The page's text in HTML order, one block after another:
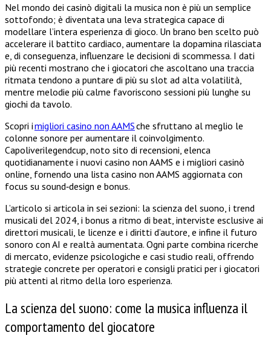
Nel mondo dei casinò digitali la musica non è più un semplice
sottofondo; è diventata una leva strategica capace di
modellare l’intera esperienza di gioco. Un brano ben scelto può
accelerare il battito cardiaco, aumentare la dopamina rilasciata
e, di conseguenza, influenzare le decisioni di scommessa. I dati
più recenti mostrano che i giocatori che ascoltano una traccia
ritmata tendono a puntare di più su slot ad alta volatilità,
mentre melodie più calme favoriscono sessioni più lunghe su
giochi da tavolo.
Scopri imigliori casino non AAMSche sfruttano al meglio le
colonne sonore per aumentare il coinvolgimento.
Capoliverilegendcup, noto sito di recensioni, elenca
quotidianamente i nuovi casino non AAMS e i migliori casinò
online, fornendo una lista casino non AAMS aggiornata con
focus su sound‑design e bonus.
L’articolo si articola in sei sezioni: la scienza del suono, i trend
musicali del 2024, i bonus a ritmo di beat, interviste esclusive ai
direttori musicali, le licenze e i diritti d’autore, e infine il futuro
sonoro con AI e realtà aumentata. Ogni parte combina ricerche
di mercato, evidenze psicologiche e casi studio reali, offrendo
strategie concrete per operatori e consigli pratici per i giocatori
più attenti al ritmo della loro esperienza.
La scienza del suono: come la musica influenza il
comportamento del giocatore